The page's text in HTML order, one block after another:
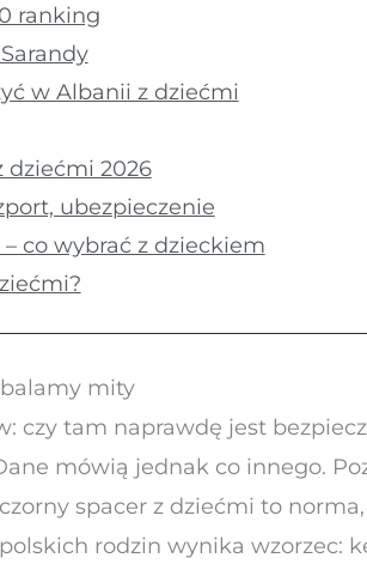
ranking
w Albanii z dziećmi
dziećmi 2026
ubezpieczenie
co wybrać z dzieckiem
mity
czy tam naprawdę jest
mówią jednak co innego.
spacer z dziećmi to
rodzin wynika wzorzec: